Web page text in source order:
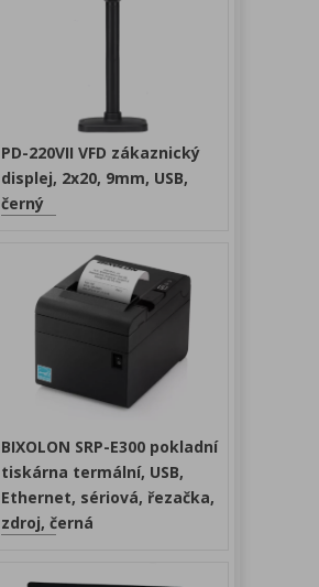
PD-220VII VFD zákaznický
displej, 2x20, 9mm, USB,
černý
BIXOLON SRP-E300 pokladní
tiskárna termální, USB,
Ethernet, sériová, řezačka,
zdroj, černá